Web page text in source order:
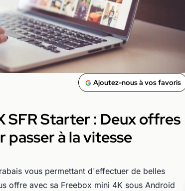
Ajoutez-nous à vos favoris
SFR Starter : Deux offres
à la vitesse
vous permettant d'effectuer de belles
offre avec sa Freebox mini 4K sous Android